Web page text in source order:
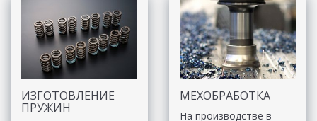
ИЗГОТОВЛЕНИЕ
ПРУЖИН
МЕХОБРАБОТКА
На производстве в